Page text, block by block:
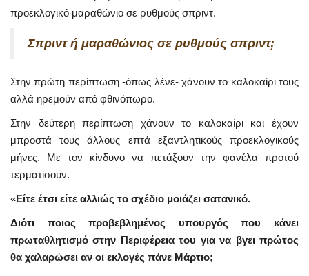
προεκλογικό μαραθώνιο σε ρυθμούς σπριντ.
Σπριντ ή μαραθώνιος σε ρυθμούς σπριντ;
Στην πρώτη περίπτωση -όπως λένε- χάνουν το καλοκαίρι τους
αλλά ηρεμούν από φθινόπωρο.
Στην δεύτερη περίπτωση χάνουν το καλοκαίρι και έχουν
μπροστά τους άλλους επτά εξαντλητικούς προεκλογικούς
μήνες. Με τον κίνδυνο να πετάξουν την φανέλα προτού
τερματίσουν.
«Είτε έτσι είτε αλλιώς το σχέδιο μοιάζει σατανικό.
Διότι ποιος προβεβλημένος υπουργός που κάνει
πρωταθλητισμό στην Περιφέρεια του για να βγει πρώτος
θα χαλαρώσει αν οι εκλογές πάνε Μάρτιο;